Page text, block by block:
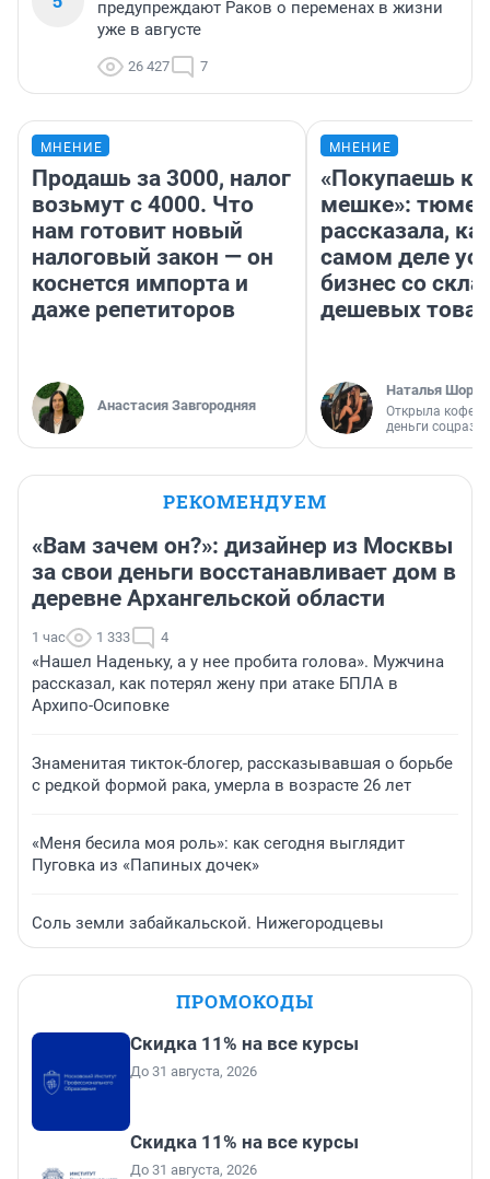
предупреждают Раков о переменах в жизни
уже в августе
26 427 7
МНЕНИЕ
Продашь за 3000, налог
возьмут с 4000. Что
нам готовит новый
налоговый закон — он
коснется импорта и
даже репетиторов
Анастасия Завгородняя
МНЕНИЕ
«Покупаешь
мешке»:
рассказала,
самом деле
бизнес со
дешевых
Наталья
Открыла
деньги
РЕКОМЕНДУЕМ
«Вам зачем он?»: дизайнер из Москвы
за свои деньги восстанавливает дом в
деревне Архангельской области
1 час 1 333 4
«Нашел Наденьку, а у нее пробита голова». Мужчина
рассказал, как потерял жену при атаке БПЛА в
Архипо-Осиповке
Знаменитая тикток-блогер, рассказывавшая о борьбе
с редкой формой рака, умерла в возрасте 26 лет
«Меня бесила моя роль»: как сегодня выглядит
Пуговка из «Папиных дочек»
Соль земли забайкальской. Нижегородцевы
ПРОМОКОДЫ
Скидка 11% на все курсы
До 31 августа, 2026
Скидка 11% на все курсы
До 31 августа, 2026